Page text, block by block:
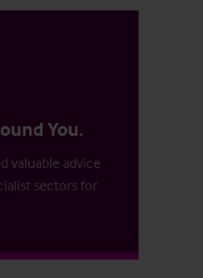
You.
valuable advice
sectors for